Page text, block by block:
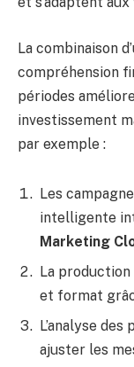
La combinaison
compréhension
périodes
investissement
par exemple :
Les
intelligente
Marketing
La
et format
L’analyse
ajuster les